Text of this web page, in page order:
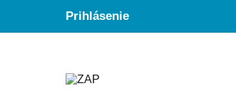
content
Prihlásenie